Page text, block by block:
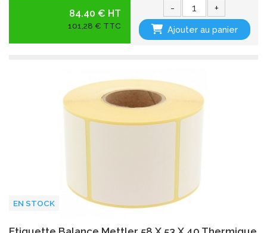
84.40 € HT
101,28 € TTC
- +
Ajouter au panier
EN STOCK